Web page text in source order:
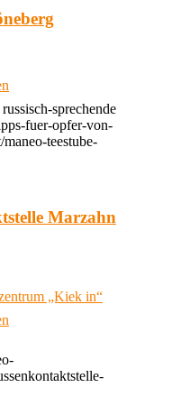
sprechende
fuer-opfer-von-
teestube-
Marzahn
„Kiek in“